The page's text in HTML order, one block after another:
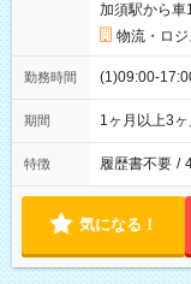
加須駅から車
物流・ロ
勤務時間 (1)09:00-
期間 1ヶ月以上3
特徴 履歴書不要 /
気になる！